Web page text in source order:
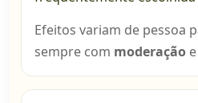
Efeitos variam de pessoa
sempre com moderação